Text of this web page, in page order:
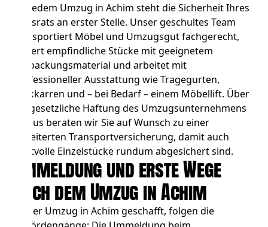
Bei jedem Umzug in Achim steht die Sicherheit Ihres
Hausrats an erster Stelle. Unser geschultes Team
transportiert Möbel und Umzugsgut fachgerecht,
sichert empfindliche Stücke mit geeignetem
Verpackungsmaterial und arbeitet mit
professioneller Ausstattung wie Tragegurten,
Sackkarren und – bei Bedarf – einem Möbellift. Über
die gesetzliche Haftung des Umzugsunternehmens
hinaus beraten wir Sie auf Wunsch zu einer
erweiterten Transportversicherung, damit auch
wertvolle Einzelstücke rundum abgesichert sind.
Ummeldung und erste Wege
nach dem Umzug in Achim
Ist der Umzug in Achim geschafft, folgen die